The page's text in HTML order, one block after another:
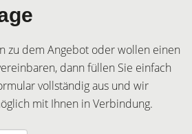
zu dem Angebot oder wollen einen
dann füllen Sie einfach
vollständig aus und wir
mit Ihnen in Verbindung.